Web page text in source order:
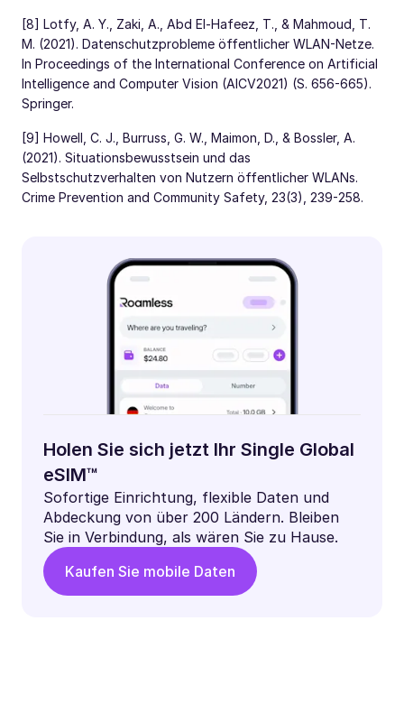
[8] Lotfy, A. Y., Zaki, A., Abd El-Hafeez, T., & Mahmoud, T.
M. (2021). Datenschutzprobleme öffentlicher WLAN-Netze.
In Proceedings of the International Conference on Artificial
Intelligence and Computer Vision (AICV2021) (S. 656-665).
Springer.
[9] Howell, C. J., Burruss, G. W., Maimon, D., & Bossler, A.
(2021). Situationsbewusstsein und das
Selbstschutzverhalten von Nutzern öffentlicher WLANs.
Crime Prevention and Community Safety, 23(3), 239-258.
Holen Sie sich jetzt Ihr Single Global
eSIM™
Sofortige Einrichtung, flexible Daten und
Abdeckung von über 200 Ländern. Bleiben
Sie in Verbindung, als wären Sie zu Hause.
Kaufen Sie mobile Daten